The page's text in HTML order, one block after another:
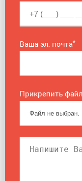
Ваша эл. почта*
Прикрепить файл